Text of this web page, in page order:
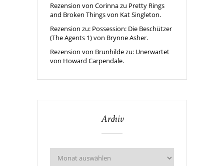
Rezension von Corinna zu Pretty Rings
and Broken Things von Kat Singleton.
Rezension zu: Possession: Die Beschützer
(The Agents 1) von Brynne Asher.
Rezension von Brunhilde zu: Unerwartet
von Howard Carpendale.
Archiv